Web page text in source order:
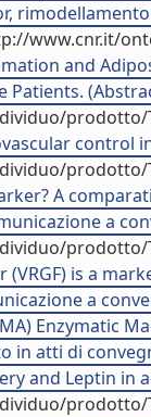
www.cnr.it/
and
Patients.
prodotto/
control
prodotto/
A
a
prodotto/
is a
a
Enzymatic
in atti di
and Leptin in
prodotto/